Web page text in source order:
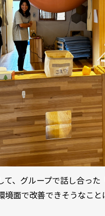
、グループで話し合っ
境面で改善できそうなこ